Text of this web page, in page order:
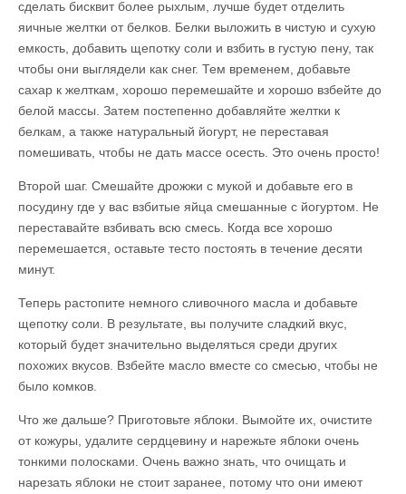
сделать бисквит более рыхлым, лучше будет отделить
яичные желтки от белков. Белки выложить в чистую и сухую
емкость, добавить щепотку соли и взбить в густую пену, так
чтобы они выглядели как снег. Тем временем, добавьте
сахар к желткам, хорошо перемешайте и хорошо взбейте до
белой массы. Затем постепенно добавляйте желтки к
белкам, а также натуральный йогурт, не переставая
помешивать, чтобы не дать массе осесть. Это очень просто!
Второй шаг. Смешайте дрожжи с мукой и добавьте его в
посудину где у вас взбитые яйца смешанные с йогуртом. Не
переставайте взбивать всю смесь. Когда все хорошо
перемешается, оставьте тесто постоять в течение десяти
минут.
Теперь растопите немного сливочного масла и добавьте
щепотку соли. В результате, вы получите сладкий вкус,
который будет значительно выделяться среди других
похожих вкусов. Взбейте масло вместе со смесью, чтобы не
было комков.
Что же дальше? Приготовьте яблоки. Вымойте их, очистите
от кожуры, удалите сердцевину и нарежьте яблоки очень
тонкими полосками. Очень важно знать, что очищать и
нарезать яблоки не стоит заранее, потому что они имеют